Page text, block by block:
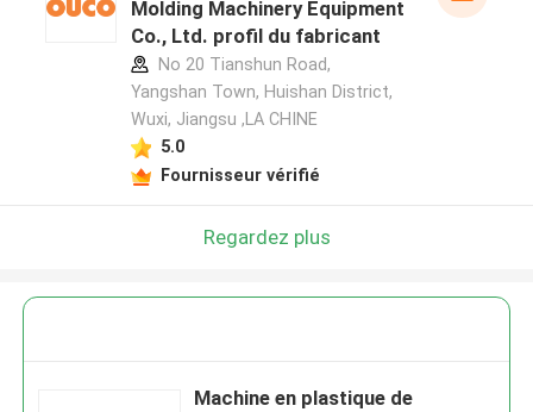
Molding Machinery Equipment
Co., Ltd. profil du fabricant
No 20 Tianshun Road,
Yangshan Town, Huishan District,
Wuxi, Jiangsu ,LA CHINE
5.0
Fournisseur vérifié
Regardez plus
Machine en plastique de